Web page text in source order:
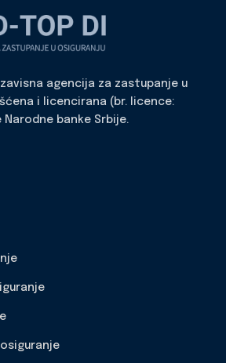
agencija za zastupanje u
i licencirana (br. licence:
banke Srbije.